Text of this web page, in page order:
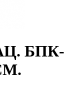
БПК-